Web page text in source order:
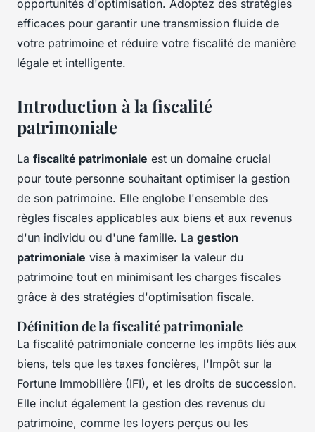
opportunités d'optimisation. Adoptez des stratégies
efficaces pour garantir une transmission fluide de
votre patrimoine et réduire votre fiscalité de manière
légale et intelligente.
Introduction à la fiscalité
patrimoniale
La fiscalité patrimoniale est un domaine crucial
pour toute personne souhaitant optimiser la gestion
de son patrimoine. Elle englobe l'ensemble des
règles fiscales applicables aux biens et aux revenus
d'un individu ou d'une famille. La gestion
patrimoniale vise à maximiser la valeur du
patrimoine tout en minimisant les charges fiscales
grâce à des stratégies d'optimisation fiscale.
Définition de la fiscalité patrimoniale
La fiscalité patrimoniale concerne les impôts liés aux
biens, tels que les taxes foncières, l'Impôt sur la
Fortune Immobilière (IFI), et les droits de succession.
Elle inclut également la gestion des revenus du
patrimoine, comme les loyers perçus ou les